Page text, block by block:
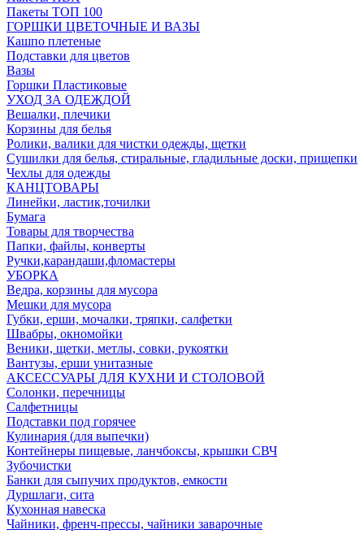
Пакеты ТОП 100
ГОРШКИ ЦВЕТОЧНЫЕ И ВАЗЫ
Кашпо плетеные
Подставки для цветов
Вазы
Горшки Пластиковые
УХОД ЗА ОДЕЖДОЙ
Вешалки, плечики
Корзины для белья
Ролики, валики для чистки одежды, щетки
Сушилки для белья, стиральные, гладильные доски, прищепки
Чехлы для одежды
КАНЦТОВАРЫ
Линейки, ластик,точилки
Бумага
Товары для творчества
Папки, файлы, конверты
Ручки,карандаши,фломастеры
УБОРКА
Ведра, корзины для мусора
Мешки для мусора
Губки, ерши, мочалки, тряпки, салфетки
Швабры, окномойки
Веники, щетки, метлы, совки, рукоятки
Вантузы, ерши унитазные
АКСЕССУАРЫ ДЛЯ КУХНИ И СТОЛОВОЙ
Солонки, перечницы
Салфетницы
Подставки под горячее
Кулинария (для выпечки)
Контейнеры пищевые, ланчбоксы, крышки СВЧ
Зубочистки
Банки для сыпучих продуктов, емкости
Дуршлаги, сита
Кухонная навеска
Чайники, френч-прессы, чайники заварочные